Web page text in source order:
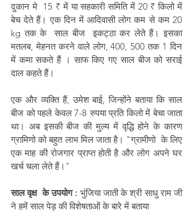
दुकान मे  15 ₹ में या सहकारी समिति में 20 ₹ किलो में
बेच देते हैं। एक दिन में आदिवासी लोग कम से कम 20
kg तक के  साल बीज  इकट्ठा कर लेते हैं। इसका
मतलब, मेहनत करने वाले लोग, 400, 500 तक 1 दिन
में कमा सकते हैं । साफ किए गए साल बीज को सराई
दाल कहते हैं।
एक और व्यक्ति हैं, उमेश बाई, जिन्होंने बताया कि साल
बीज को पहले केवल 7-8 रुपया प्रति किलो में बेचा जाता
था। अब इसकी बीज की मुल्य में वृद्धि होने के कारण
ग्रामिणो को बहुत लाभ मिल जाता है। "ग्रामीणो  के लिए
एक माह की रोजगार प्राप्त होती है और लोग अपने घर
खर्च चला लेते हैं।"
साल वृक्ष  के उपयोग : भुंजिया जाती के श्री साधु राम जी
ने हमें साल पेड़ की विशेषताओं के बारे में बताया